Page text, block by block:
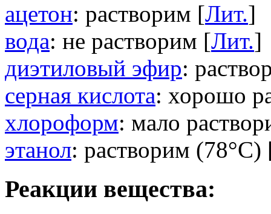
ацетон: растворим [Лит.]
вода: не растворим [Лит.]
диэтиловый эфир:
серная кислота: хорошо
хлороформ: мало
этанол: растворим (78°C)
Реакции вещества: